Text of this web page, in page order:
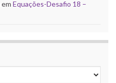
em Equações-Desafio 18 –